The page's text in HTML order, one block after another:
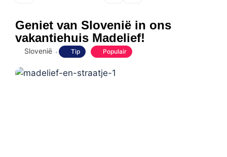
Geniet van Slovenië in ons
vakantiehuis Madelief!
Slovenië Tip Populair